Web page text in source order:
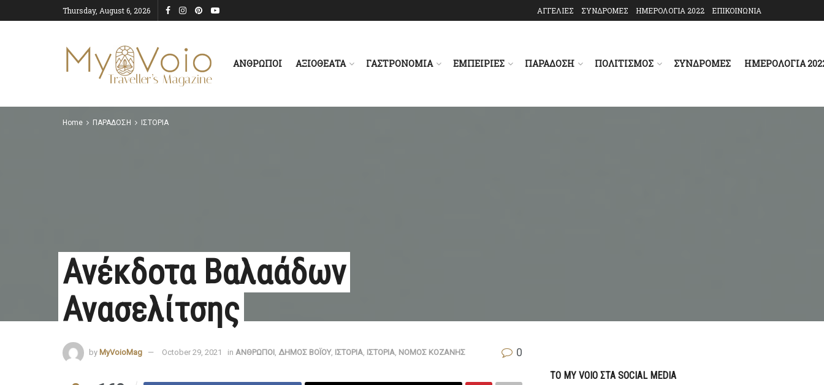
Thursday, August 6, 2026 ΑΓΓΕΛΙΕΣ ΣΥΝΔΡΟΜΕΣ ΗΜΕΡΟΛΟΓΙΑ 2022 ΕΠΙΚΟΙΝΩΝΙΑ
ΑΝΘΡΩΠΟΙ ΑΞΙΟΘΕΑΤΑ ΓΑΣΤΡΟΝΟΜΙΑ ΕΜΠΕΙΡΙΕΣ ΠΑΡΑΔΟΣΗ ΠΟΛΙΤΙΣΜΟΣ ΣΥΝΔΡΟΜΕΣ ΗΜΕΡΟΛΟΓΙΑ
Home ΠΑΡΑΔΟΣΗ ΙΣΤΟΡΙΑ
Ανέκδοτα Βαλαάδων
Ανασελίτσης
by MyVoioMag October 29, 2021 in ΑΝΘΡΩΠΟΙ, ΔΗΜΟΣ ΒΟΪΟΥ, ΙΣΤΟΡΙΑ, ΙΣΤΟΡΙΑ, ΝΟΜΟΣ ΚΟΖΑΝΗΣ 0
ΤΟ MY VOIO ΣΤΑ SOCIAL MEDIA